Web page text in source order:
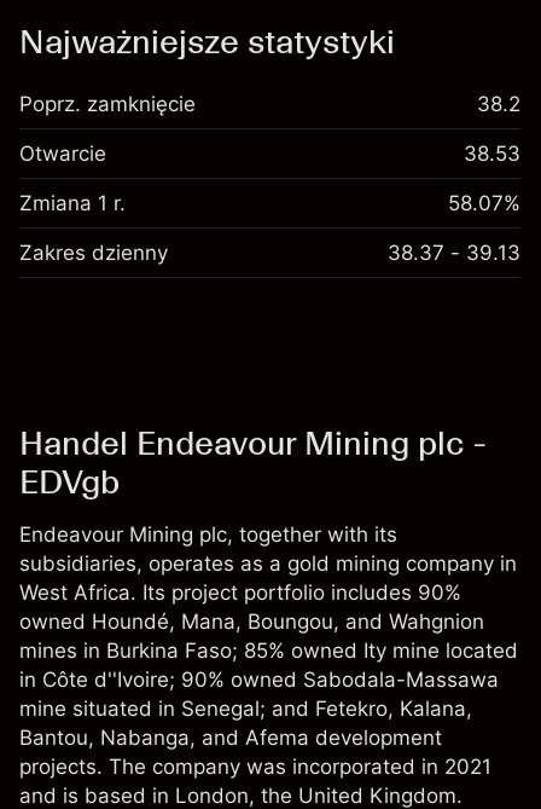
Najważniejsze statystyki
Poprz. zamknięcie 38.2
Otwarcie 38.53
Zmiana 1 r. 58.07%
Zakres dzienny 38.37 - 39.13
Handel Endeavour Mining plc -
EDVgb
Endeavour Mining plc, together with its
subsidiaries, operates as a gold mining company in
West Africa. Its project portfolio includes 90%
owned Houndé, Mana, Boungou, and Wahgnion
mines in Burkina Faso; 85% owned Ity mine located
in Côte d''Ivoire; 90% owned Sabodala-Massawa
mine situated in Senegal; and Fetekro, Kalana,
Bantou, Nabanga, and Afema development
projects. The company was incorporated in 2021
and is based in London, the United Kingdom.